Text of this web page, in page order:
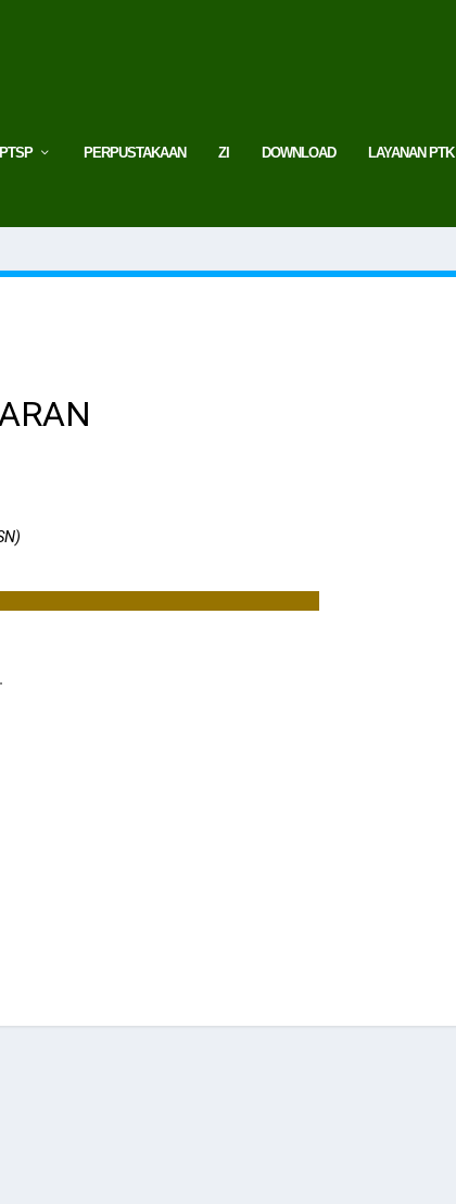
PTSP PERPUSTAKAAN ZI DOWNLOAD LAYANAN PTK